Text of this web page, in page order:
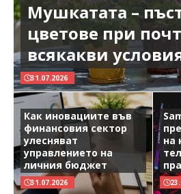
Мушкатата –
цветове при
всякакви
31.07.2026
Как иновациите във
финансовия сектор
улесняват
управлението на
личния бюджет
31.07.2026
на